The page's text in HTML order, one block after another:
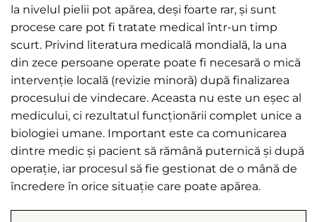
la nivelul pielii pot apărea, deși foarte rar, și sunt
procese care pot fi tratate medical într-un timp
scurt. Privind literatura medicală mondială, la una
din zece persoane operate poate fi necesară o mică
intervenție locală (revizie minoră) după finalizarea
procesului de vindecare. Aceasta nu este un eșec al
medicului, ci rezultatul funcționării complet unice a
biologiei umane. Important este ca comunicarea
dintre medic și pacient să rămână puternică și după
operație, iar procesul să fie gestionat de o mână de
încredere în orice situație care poate apărea.